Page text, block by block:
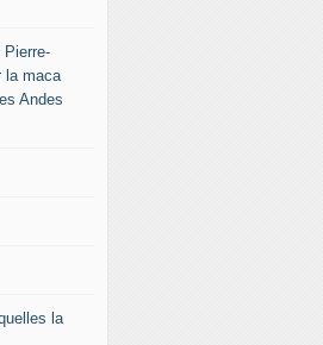
Pierre-
la maca
Andes
la